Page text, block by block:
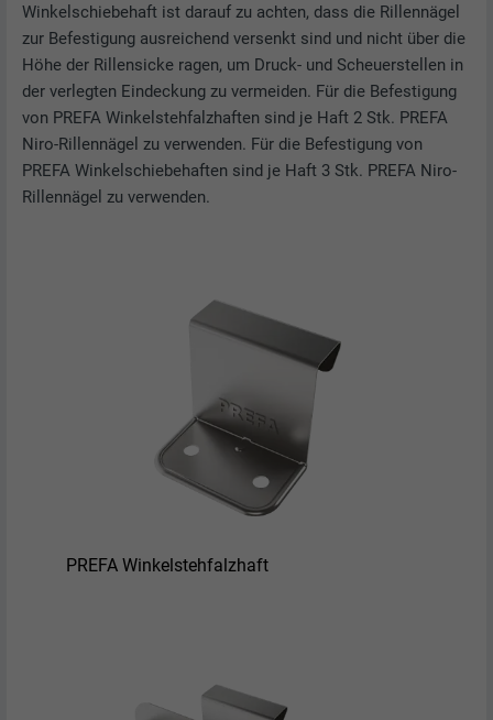
Winkelschiebehaft ist darauf zu achten, dass die Rillennägel
zur Befestigung ausreichend versenkt sind und nicht über die
Höhe der Rillensicke ragen, um Druck- und Scheuerstellen in
der verlegten Eindeckung zu vermeiden. Für die Befestigung
von PREFA Winkelstehfalzhaften sind je Haft 2 Stk. PREFA
Niro-Rillennägel zu verwenden. Für die Befestigung von
PREFA Winkelschiebehaften sind je Haft 3 Stk. PREFA Niro-
Rillennägel zu verwenden.
PREFA Winkelstehfalzhaft